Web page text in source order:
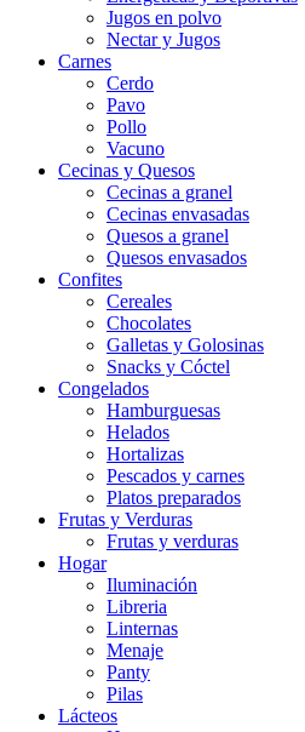
Jugos en polvo
Nectar y Jugos
Carnes
Cerdo
Pavo
Pollo
Vacuno
Cecinas y Quesos
Cecinas a granel
Cecinas envasadas
Quesos a granel
Quesos envasados
Confites
Cereales
Chocolates
Galletas y Golosinas
Snacks y Cóctel
Congelados
Hamburguesas
Helados
Hortalizas
Pescados y carnes
Platos preparados
Frutas y Verduras
Frutas y verduras
Hogar
Iluminación
Libreria
Linternas
Menaje
Panty
Pilas
Lácteos